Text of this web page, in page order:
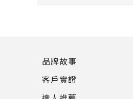
品牌故事
客戶實證